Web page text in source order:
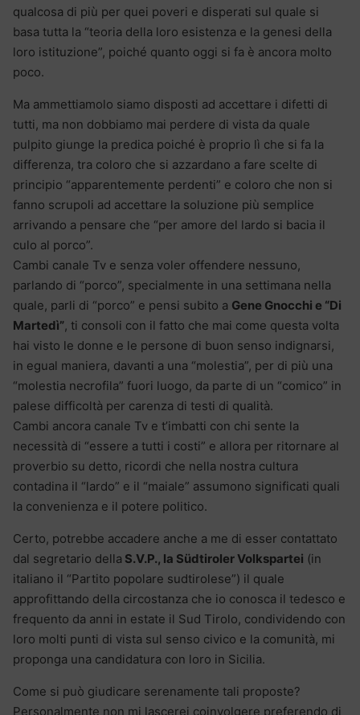
qualcosa di più per quei poveri e disperati sul quale si
basa tutta la “teoria della loro esistenza e la genesi della
loro istituzione”, poiché quanto oggi si fa è ancora molto
poco.
Ma ammettiamolo siamo disposti ad accettare i difetti di
tutti, ma non dobbiamo mai perdere di vista da quale
pulpito giunge la predica poiché è proprio lì che si fa la
differenza, tra coloro che si azzardano a fare scelte di
principio “apparentemente perdenti” e coloro che non si
fanno scrupoli ad accettare la soluzione più semplice
arrivando a pensare che “per amore del lardo si bacia il
culo al porco”.
Cambi canale Tv e senza voler offendere nessuno,
parlando di “porco”, specialmente in una settimana nella
quale, parli di “porco” e pensi subito a Gene Gnocchi e “Di
Martedì”, ti consoli con il fatto che mai come questa volta
hai visto le donne e le persone di buon senso indignarsi,
in egual maniera, davanti a una “molestia”, per di più una
“molestia necrofila” fuori luogo, da parte di un “comico” in
palese difficoltà per carenza di testi di qualità.
Cambi ancora canale Tv e t’imbatti con chi sente la
necessità di “essere a tutti i costi” e allora per ritornare al
proverbio su detto, ricordi che nella nostra cultura
contadina il “lardo” e il “maiale” assumono significati quali
la convenienza e il potere politico.
Certo, potrebbe accadere anche a me di esser contattato
dal segretario della S.V.P., la Südtiroler Volkspartei (in
italiano il “Partito popolare sudtirolese”) il quale
approfittando della circostanza che io conosca il tedesco e
frequento da anni in estate il Sud Tirolo, condividendo con
loro molti punti di vista sul senso civico e la comunità, mi
proponga una candidatura con loro in Sicilia.
Come si può giudicare serenamente tali proposte?
Personalmente non mi lascerei coinvolgere preferendo di